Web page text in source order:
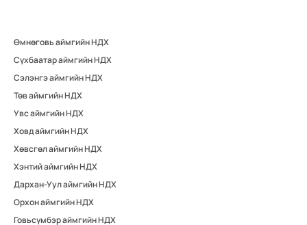
Өмнөговь аймгийн НДХ
Сүхбаатар аймгийн НДХ
Сэлэнгэ аймгийн НДХ
Төв аймгийн НДХ
Увс аймгийн НДХ
Ховд аймгийн НДХ
Хөвсгөл аймгийн НДХ
Хэнтий аймгийн НДХ
Дархан-Уул аймгийн НДХ
Орхон аймгийн НДХ
Говьсүмбэр аймгийн НДХ